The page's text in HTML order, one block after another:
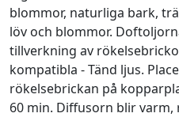
blommor, naturliga bark,
löv och blommor.
tillverkning av
kompatibla - Tänd ljus.
rökelsebrickan på
60 min. Diffusorn blir varm,